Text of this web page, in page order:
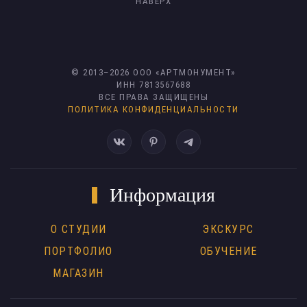
© 2013– 2026 ООО «АРТМОНУМЕНТ»
ИНН 7813567688
ВСЕ ПРАВА ЗАЩИЩЕНЫ
ПОЛИТИКА КОНФИДЕНЦИАЛЬНОСТИ
Информация
О СТУДИИ
ПОРТФОЛИО
МАГАЗИН
ЭКСКУРС
ОБУЧЕНИЕ